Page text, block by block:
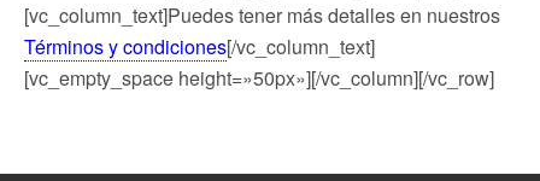
[vc_column_text]Puedes tener más detalles en nuestros
Términos y condiciones[/vc_column_text]
[vc_empty_space height=»50px»][/vc_column][/vc_row]